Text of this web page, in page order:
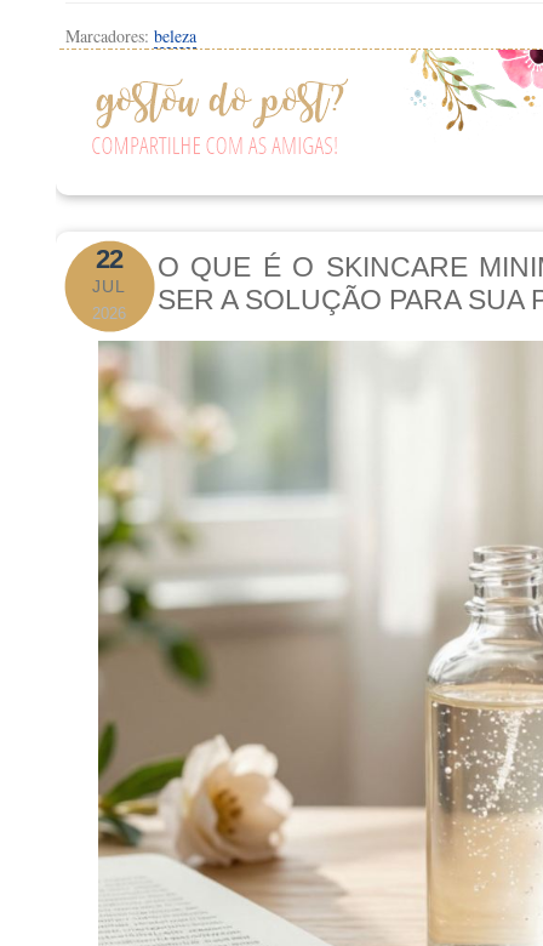
Marcadores: beleza
22
JUL
2026
O QUE É O SKINCARE
SER A SOLUÇÃO PARA SUA